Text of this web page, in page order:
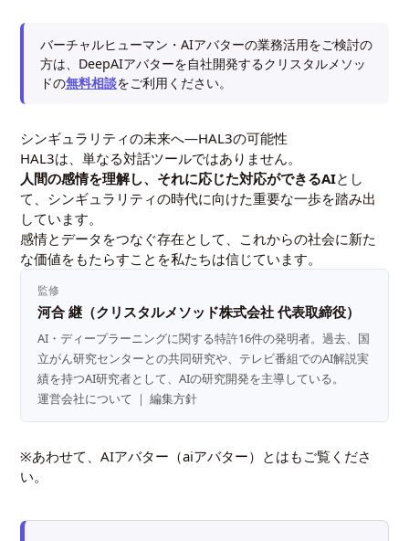
バーチャルヒューマン・AIアバターの業務活用をご検討の
方は、DeepAIアバターを自社開発するクリスタルメソッ
ドの無料相談をご利用ください。
シンギュラリティの未来へ—HAL3の可能性
HAL3は、単なる対話ツールではありません。
人間の感情を理解し、それに応じた対応ができるAIとし
て、シンギュラリティの時代に向けた重要な一歩を踏み出
しています。
感情とデータをつなぐ存在として、これからの社会に新た
な価値をもたらすことを私たちは信じています。
監修
河合 継（クリスタルメソッド株式会社 代表取締役）
AI・ディープラーニングに関する特許16件の発明者。過去、国
立がん研究センターとの共同研究や、テレビ番組でのAI解説実
績を持つAI研究者として、AIの研究開発を主導している。
運営会社について ｜編集方針
※あわせて、AIアバター（aiアバター）とはもご覧くださ
い。